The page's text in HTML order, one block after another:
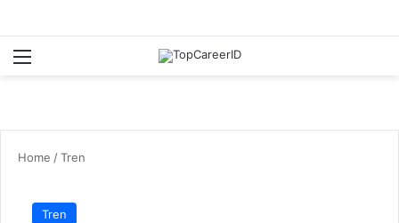
Menu
Home /Tren
Tren